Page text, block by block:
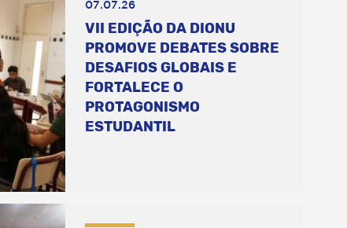
07.07.26
VII EDIÇÃO DA DIONU
PROMOVE DEBATES SOBRE
DESAFIOS GLOBAIS E
FORTALECE O
PROTAGONISMO
ESTUDANTIL